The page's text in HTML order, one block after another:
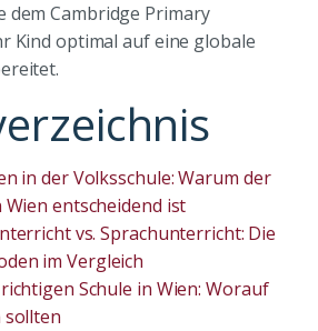
dem Cambridge Primary
Kind optimal auf eine globale
in der Volksschule: Warum der
entscheidend ist
vs. Sprachunterricht: Die
im Vergleich
Schule in Wien: Worauf
sollten